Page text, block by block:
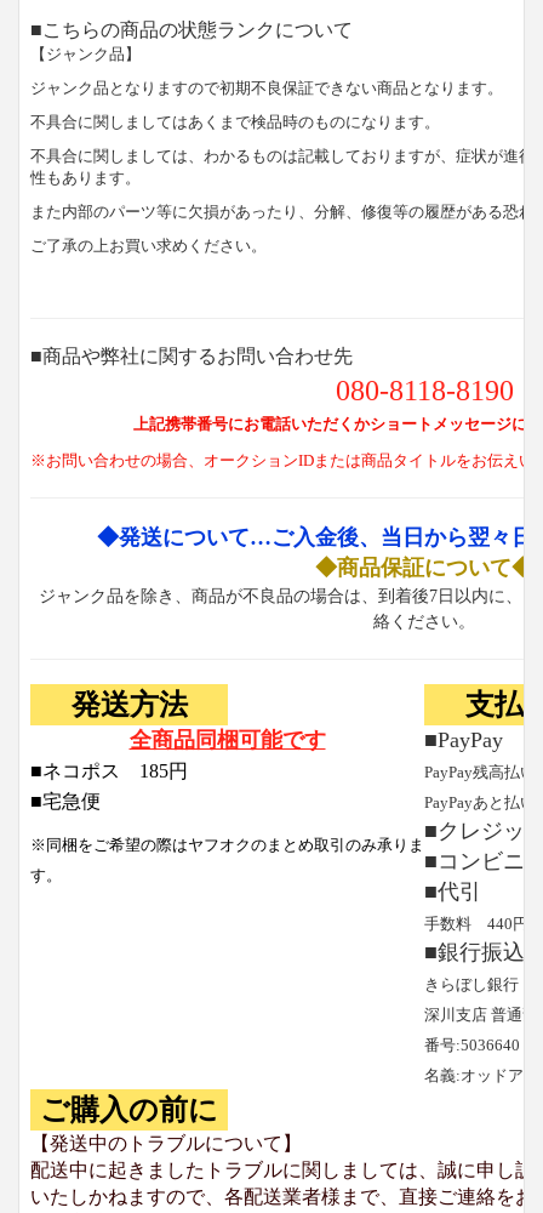
■こちらの商品の状態ランクについて
【ジャンク品】
ジャンク品となりますので初期不良保証できない商品となります。
不具合に関しましてはあくまで検品時のものになります。
不具合に関しましては、わかるものは記載しておりますが、症状が進
性もあります。
また内部のパーツ等に欠損があったり、分解、修復等の履歴がある恐れ
ご了承の上お買い求めください。
■商品や弊社に関するお問い合わせ先
080-8118-8190
上記携帯番号にお電話いただくかショートメッセージに
※お問い合わせの場合、オークションIDまたは商品タイトルをお伝えい
◆発送について…ご入金後、当日から翌々日
◆商品保証について◆
ジャンク品を除き、商品が不良品の場合は、到着後7日以内に、
絡ください。
発送方法
全商品同梱可能です
■ネコポス 185円
■宅急便
※同梱をご希望の際はヤフオクのまとめ取引のみ承りま
す。
支払
■PayPay
PayPay残高払い
PayPayあと払い
■クレジッ
■コンビニ
■代引
手数料 440円と
■銀行振込
きらぼし銀行
深川支店 普通預
番号:5036640
名義:オッドア
ご購入の前に
【発送中のトラブルについて】
配送中に起きましたトラブルに関しましては、誠に申し
いたしかねますので、各配送業者様まで、直接ご連絡を